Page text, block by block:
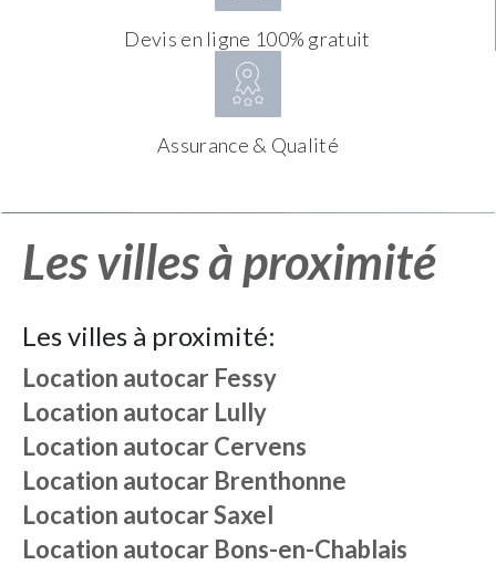
Devis en ligne 100% gratuit
Assurance & Qualité
Les villes à proximité
Les villes à proximité:
Location autocar Fessy
Location autocar Lully
Location autocarCervens
Location autocar Brenthonne
Location autocarSaxel
Location autocar Bons-en-Chablais